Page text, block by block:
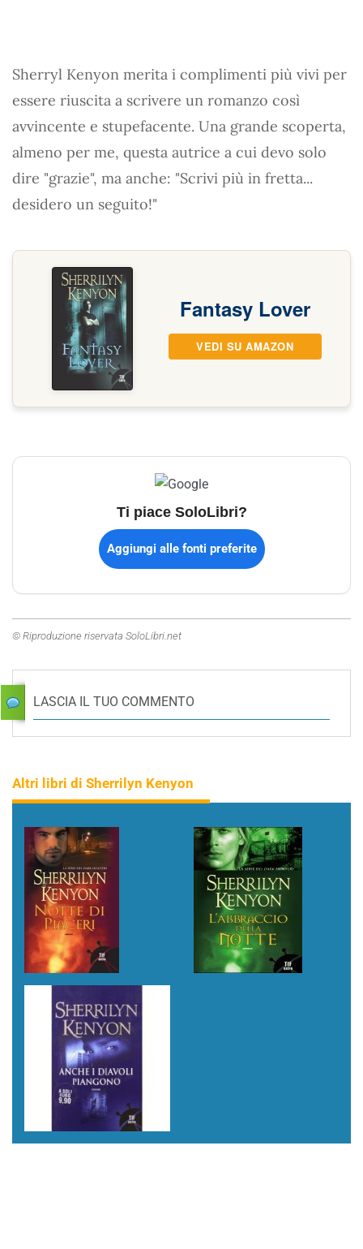
Sherryl Kenyon merita i complimenti più vivi per
essere riuscita a scrivere un romanzo così
avvincente e stupefacente. Una grande scoperta,
almeno per me, questa autrice a cui devo solo
dire "grazie", ma anche: "Scrivi più in fretta...
desidero un seguito!"
Fantasy Lover
VEDI SU AMAZON
Ti piace SoloLibri?
Aggiungi alle fonti preferite
© Riproduzione riservata SoloLibri.net
LASCIA IL TUO COMMENTO
Altri libri di Sherrilyn Kenyon